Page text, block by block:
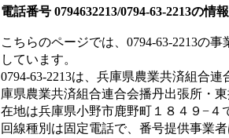
電話番号 0794632213/0794-63-2213の情報
こちらのページでは、 0794-63-2213の事
しています。
0794-63-2213は、 兵庫県農業共済組合連
庫県農業共済組合連合会播丹出張所・
在地は兵庫県小野市鹿野町１８４９−４
回線種別は固定電話で、番号提供事業者